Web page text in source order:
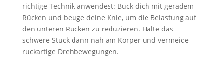
richtige Technik anwendest: Bück dich mit geradem
Rücken und beuge deine Knie, um die Belastung auf
den unteren Rücken zu reduzieren. Halte das
schwere Stück dann nah am Körper und vermeide
ruckartige Drehbewegungen.